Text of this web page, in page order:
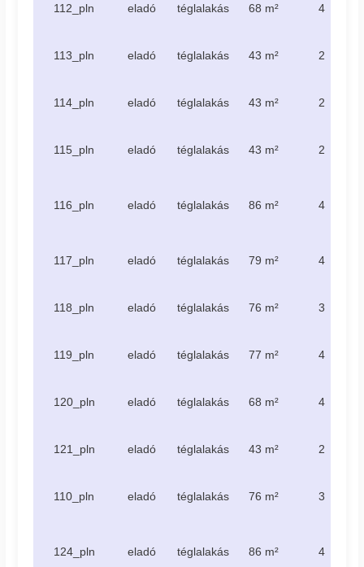
112_pln eladó téglalakás 68 m² 4
113_pln eladó téglalakás 43 m² 2
114_pln eladó téglalakás 43 m² 2
115_pln eladó téglalakás 43 m² 2
116_pln eladó téglalakás 86 m² 4
117_pln eladó téglalakás 79 m² 4
118_pln eladó téglalakás 76 m² 3
119_pln eladó téglalakás 77 m² 4
120_pln eladó téglalakás 68 m² 4
121_pln eladó téglalakás 43 m² 2
110_pln eladó téglalakás 76 m² 3
124_pln eladó téglalakás 86 m² 4